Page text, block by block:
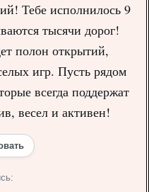
Тебе исполнилось 9
тысячи дорог!
полон открытий,
игр. Пусть рядом
всегда поддержат
весел и активен!